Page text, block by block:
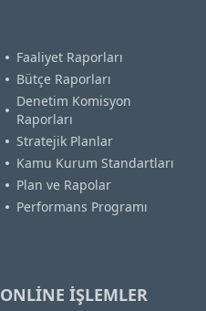
Faaliyet Raporları
Bütçe Raporları
Denetim Komisyon
Raporları
Stratejik Planlar
Kamu Kurum Standartları
Plan ve Rapolar
Performans Programı
ONLİNE İŞLEMLER